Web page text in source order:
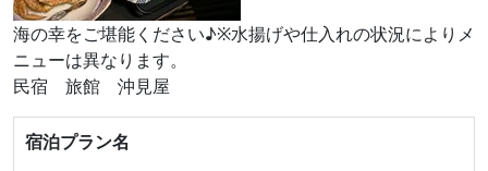
海の幸をご堪能ください♪※水揚げや仕入れの状況によりメ
ニューは異なります。
民宿 旅館 沖見屋
宿泊プラン名